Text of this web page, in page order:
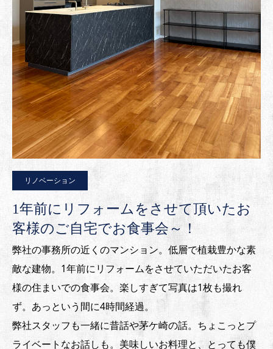
リノベーション
1年前にリフォームをさせて頂いたお
客様のご自宅でお食事会～！
弊社の事務所の近くのマンション。低層で植栽豊かな素
敵な建物。1年前にリフォームをさせていただいたお客
様の住まいでの食事会。楽しすぎて写真は1枚も撮れ
ず。あっという間に4時間経過。
弊社スタッフも一緒に昔話や茅ケ崎の話。ちょこっとプ
ライベートなお話しも。美味しいお料理と、とっても僕